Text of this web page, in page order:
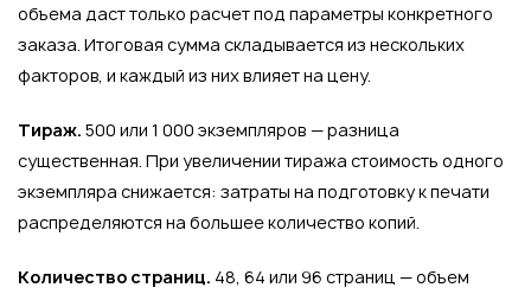
объема даст только расчет под параметры конкретного
заказа. Итоговая сумма складывается из нескольких
факторов, и каждый из них влияет на цену.
Тираж. 500 или 1 000 экземпляров — разница
существенная. При увеличении тиража стоимость одного
экземпляра снижается: затраты на подготовку к печати
распределяются на большее количество копий.
Количество страниц. 48, 64 или 96 страниц — объем